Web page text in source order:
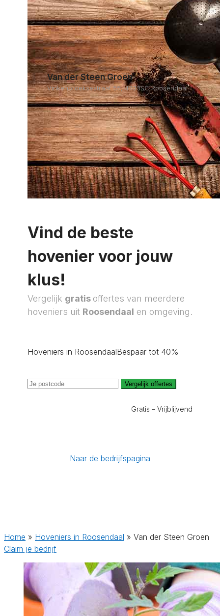
Van der Steen Groen
Vinkenbroeksestraat 55, 4703SC Roosendaal
Vind de beste
hovenier voor jouw
klus!
Vergelijk gratis offertes van meerdere
hoveniers uit Roosendaal en omgeving.
Hoveniers in RoosendaalBespaar tot 40%
Vergelijk offertes
Gratis – Vrijblijvend
Naar de bedrijfspagina
Home » Hoveniers in Roosendaal » Van der Steen Groen
Claim je bedrijf